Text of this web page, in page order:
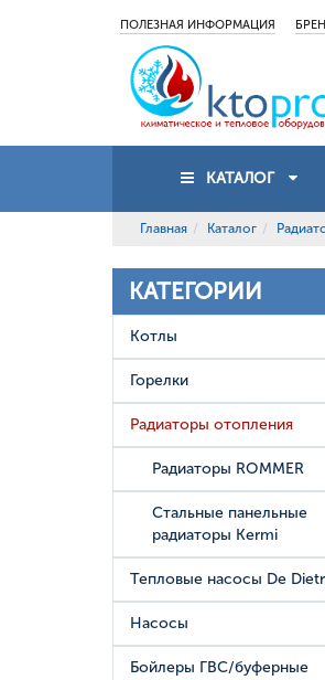
ПОЛЕЗНАЯ ИНФОРМАЦИЯ
КАТАЛОГ
Главная Каталог
КАТЕГОРИИ
Котлы
Горелки
Радиаторы отопления
Радиаторы ROMMER
Стальные панельные
радиаторы Kermi
Тепловые насосы De
Насосы
Бойлеры ГВС/буферные